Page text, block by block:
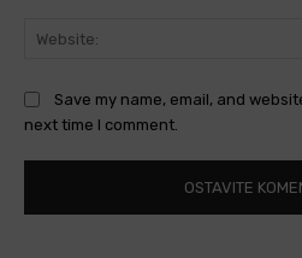
Save my name, email, and
next time I comment.